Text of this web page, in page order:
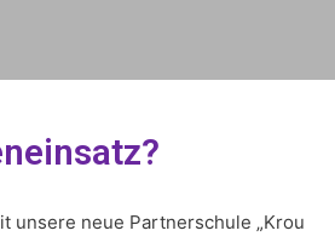
unsere neue Partnerschule „Krou